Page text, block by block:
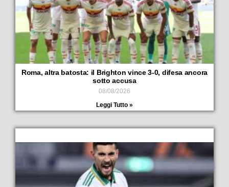
Roma, altra batosta: il Brighton vince 3-0, difesa ancora
sotto accusa
08/08/2026
Leggi Tutto »